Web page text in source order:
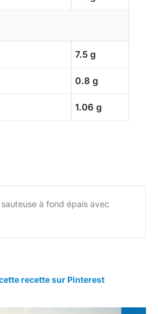
7.5 g
0.8 g
1.06 g
à fond épais avec
recette sur Pinterest